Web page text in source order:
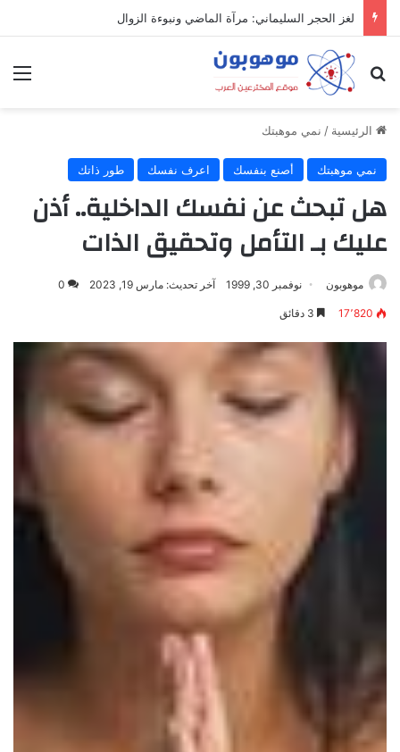
لغز الحجر السليماني: مرآة الماضي ونبوءة الزوال
بحث عن
الرئيسية / نمي موهبتك
نمي موهبتك أصنع بنفسك اعرف نفسك طور ذاتك
هل تبحث عن نفسك الداخلية.. أذن
عليك بـ التأمل وتحقيق الذات
موهوبون نوفمبر 30, 1999 آخر تحديث: مارس 19, 2023 0
17٬820